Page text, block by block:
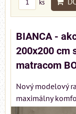
ks
BIANCA -
200x200 cm
matracom
Nový modelový
maximálny